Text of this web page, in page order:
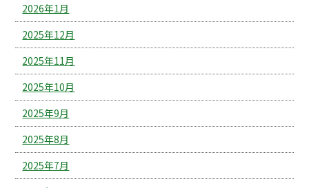
2026年1月
2025年12月
2025年11月
2025年10月
2025年9月
2025年8月
2025年7月